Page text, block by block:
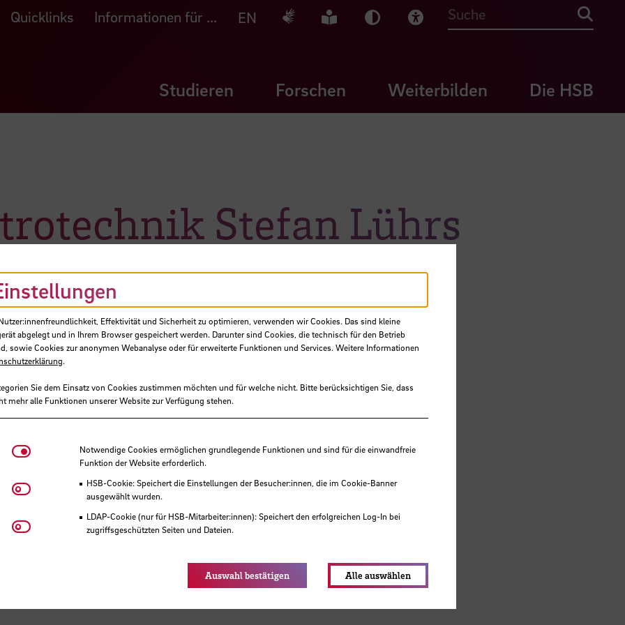
Quicklinks Informationen für ... EN Deutsche Gebärdensprache
Leichte Sprache
Dunkel-Modus
Visuelle Hilfe
Suche
Studieren Forschen Weiterbilden Die HSB
Stefan Lührs
Effektivität und Sicherheit zu optimieren, verwenden wir Cookies. Das sind kleine
abgelegt und in Ihrem Browser gespeichert werden. Darunter sind Cookies, die technisch für den Betrieb
sowie Cookies zur anonymen Webanalyse oder für erweiterte Funktionen und Services. Weitere Informationen
.
Sie dem Einsatz von Cookies zustimmen möchten und für welche nicht. Bitte berücksichtigen Sie, dass
mehr alle Funktionen unserer Website zur Verfügung stehen.
Notwendige CookiesNotwendige Cookies ermöglichen grundlegende Funktionen und sind für die einwandfreie
Funktion der Website erforderlich.
HSB-Cookie: Speichert die Einstellungen der Besucher:innen, die im Cookie-Banner
ausgewählt wurden.
LDAP-Cookie (nur für HSB-Mitarbeiter:innen): Speichert den erfolgreichen Log-In bei
zugriffsgeschützten Seiten und Dateien.
Matomo
Youtube
Auswahl bestätigen Alle auswählen